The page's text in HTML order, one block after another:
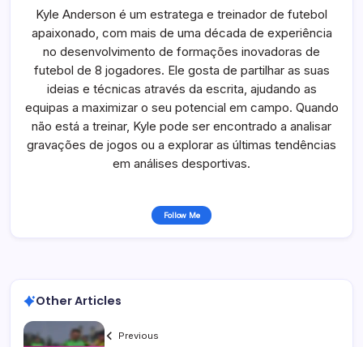
Kyle Anderson é um estratega e treinador de futebol
apaixonado, com mais de uma década de experiência
no desenvolvimento de formações inovadoras de
futebol de 8 jogadores. Ele gosta de partilhar as suas
ideias e técnicas através da escrita, ajudando as
equipas a maximizar o seu potencial em campo. Quando
não está a treinar, Kyle pode ser encontrado a analisar
gravações de jogos ou a explorar as últimas tendências
em análises desportivas.
Follow Me
Other Articles
Previous